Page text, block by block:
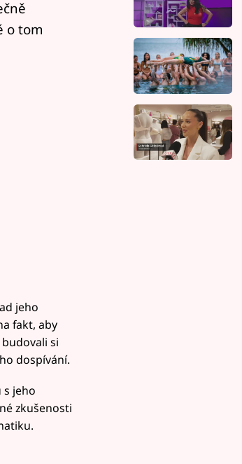
o tom
jeho
fakt, aby
si
dospívání.
s jeho
zkušenosti